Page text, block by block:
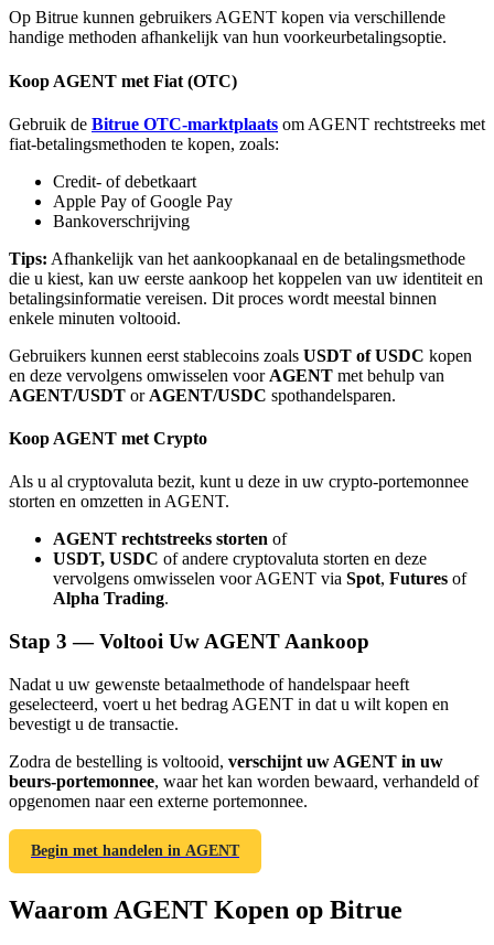
Bitrue
AI
Bitrue-partners
Bitrue Affiliates
Tot 65% commissies!
Doorverwijzing
Nodig een vriend uit om contante beloningen te ontvangen
Deposit CASHCAT & Win
Op Bitrue kunnen gebruikers AGENT kopen via verschillende
handige methoden afhankelijk van hun voorkeurbetalingsoptie.
Koop AGENT met Fiat (OTC)
Gebruik de Bitrue OTC-marktplaats om AGENT rechtstreeks met
fiat-betalingsmethoden te kopen, zoals:
Credit- of debetkaart
Apple Pay of Google Pay
Bankoverschrijving
Tips: Afhankelijk van het aankoopkanaal en de betalingsmethode
die u kiest, kan uw eerste aankoop het koppelen van uw identiteit en
betalingsinformatie vereisen. Dit proces wordt meestal binnen
enkele minuten voltooid.
Gebruikers kunnen eerst stablecoins zoals USDT of USDC kopen
en deze vervolgens omwisselen voor AGENT met behulp van
AGENT/USDT or AGENT/USDC spothandelsparen.
Koop AGENT met Crypto
Als u al cryptovaluta bezit, kunt u deze in uw crypto-portemonnee
storten en omzetten in AGENT.
AGENT rechtstreeks storten of
USDT, USDC of andere cryptovaluta storten en deze
vervolgens omwisselen voor AGENT via Spot, Futures of
Alpha Trading.
Stap 3 —Voltooi Uw AGENT Aankoop
Nadat u uw gewenste betaalmethode of handelspaar heeft
geselecteerd, voert u het bedrag AGENT in dat u wilt kopen en
bevestigt u de transactie.
Zodra de bestelling is voltooid, verschijnt uw AGENT in uw
beurs-portemonnee, waar het kan worden bewaard, verhandeld of
opgenomen naar een externe portemonnee.
Begin met handelen in AGENT
Waarom AGENT Kopen op Bitrue